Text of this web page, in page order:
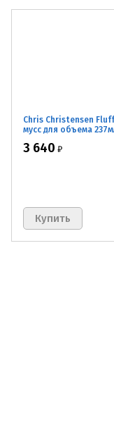
Chris Christensen
мусс для объема
3 640 ₽